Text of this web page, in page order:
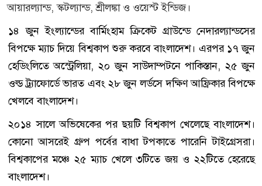
আয়ারল্যান্ড, স্কটল্যান্ড, শ্রীলঙ্কা ও ওয়েস্ট ইন্ডিজ।
১৪ জুন ইংল্যান্ডের বার্মিংহাম ক্রিকেট গ্রাউন্ডে নেদারল্যান্ডসের
বিপক্ষে ম্যাচ দিয়ে বিশ্বকাপ শুরু করবে বাংলাদেশ। এরপর ১৭ জুন
হেডিংলিতে অস্ট্রেলিয়া, ২০ জুন সাউদাম্পটনে পাকিস্তান, ২৫ জুন
ওল্ড ট্র্যাফোর্ডে ভারত এবং ২৮ জুন লর্ডসে দক্ষিণ আফ্রিকার বিপক্ষে
খেলবে বাংলাদেশ।
২০১৪ সালে অভিষেকের পর ছয়টি বিশ্বকাপ খেলেছে বাংলাদেশ।
কোনো আসরেই গ্রুপ পর্বের বাধা টপকাতে পারেনি টাইগ্রেসরা।
বিশ্বকাপের মঞ্চে ২৫ ম্যাচ খেলে ৩টিতে জয় ও ২২টিতে হেরেছে
বাংলাদেশ।